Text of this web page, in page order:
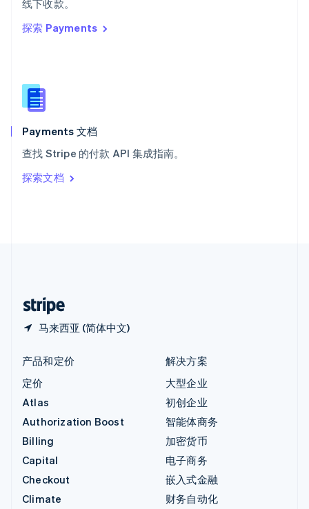
线下收款。
探索 Payments
Payments 文档
查找 Stripe 的付款 API 集成指南。
探索文档
马来西亚 (简体中文)
English
西班牙
新西兰
English
匈牙利
English
ItalianoEnglish
印度
English
产品和定价
定价
Atlas
Authorization Boost
Billing
Capital
Checkout
Climate
解决方案
大型企业
初创企业
智能体商务
加密货币
电子商务
嵌入式金融
财务自动化